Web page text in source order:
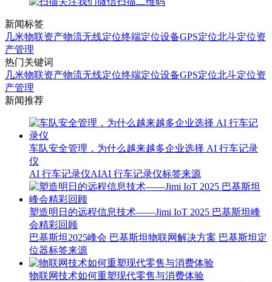
新闻标签
几米物联资产物流无线定位终端定位设备GPS定位北斗定位资
产管理
热门关键词
几米物联资产物流无线定位终端定位设备GPS定位北斗定位资
产管理
新闻推荐
车队安全管理，为什么越来越多企业选择 AI 行车记录
仪
AI 行车记录仪AIAI 行车记录仪标签来源
塑造明日的远程信息技术——Jimi IoT 2025 巴基斯坦峰
会精彩回顾
巴基斯坦2025峰会 巴基斯坦物联网解决方案 巴基斯坦定
位器标签来源
物联网技术如何重塑现代零售与消费体验